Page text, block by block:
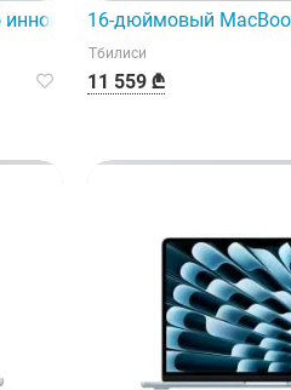
M4 с 10 ядрами.
ноутбук,
16-дюймовый
Тбилиси
11 559 ₾